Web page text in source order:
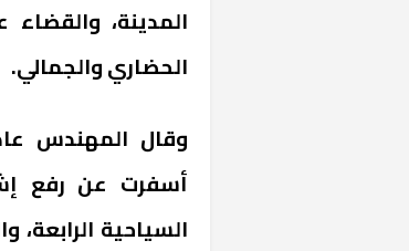
المدينة،
الحضاري والجمالي.
وقال المهندس
أسفرت عن رفع
السياحية الرابعة،